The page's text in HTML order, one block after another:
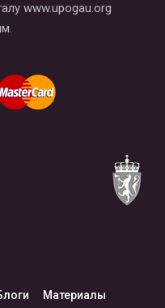
www.upogau.org
Материалы